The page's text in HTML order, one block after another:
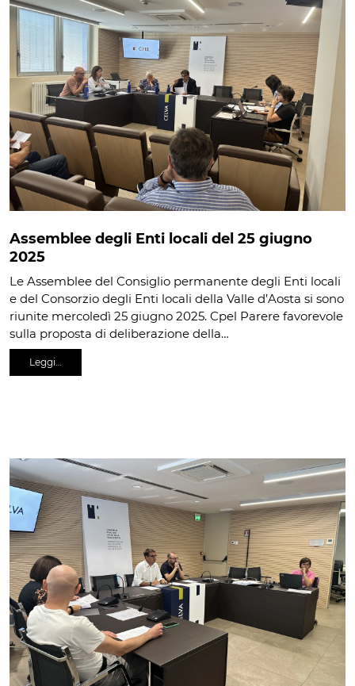
Assemblee degli Enti locali del 25 giugno
2025
Le Assemblee del Consiglio permanente degli Enti locali
e del Consorzio degli Enti locali della Valle d’Aosta si sono
riunite mercoledì 25 giugno 2025. Cpel Parere favorevole
sulla proposta di deliberazione della…
Leggi…